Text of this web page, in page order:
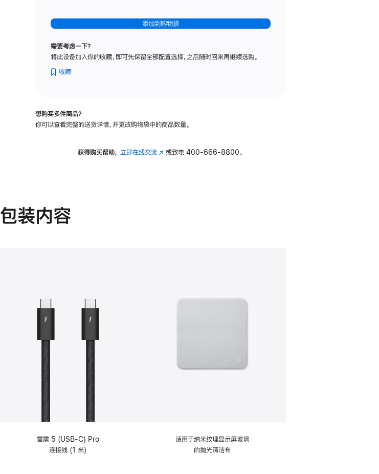
-
纳
理
可
斜
添加到购物袋
需要考虑一下？
将此设备加入你的收藏，即可先保留全部配置选择，之后随时回来再继续选购。
收藏
想购买多件商品？
你可以查看完整的送货详情，并更改购物袋中的商品数量。
获得购买帮助， 立即在线交流(在 或致电400-666-8800。
包装内容
雷雳 5 (USB-C) Pro
连接线 (1 米)
适用于纳米纹理显示屏玻璃
的抛光清洁布